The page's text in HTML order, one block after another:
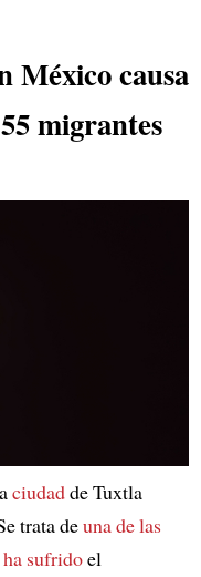
México causa
migrantes
ciudadde Tuxtla
trata deuna de las
sufridoel